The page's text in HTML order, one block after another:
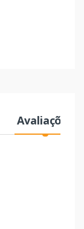
Avaliações